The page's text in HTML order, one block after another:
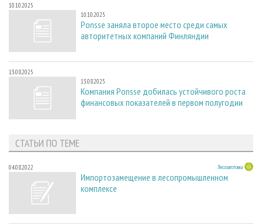
10.10.2025
10.10.2025
Ponsse заняла второе место среди самых
авторитетных компаний Финляндии
13.08.2025
13.08.2025
Компания Ponsse добилась устойчивого роста
финансовых показателей в первом полугодии
СТАТЬИ ПО ТЕМЕ
04.08.2022 Лесозаготовка
Импортозамещение в лесопромышленном
комплексе